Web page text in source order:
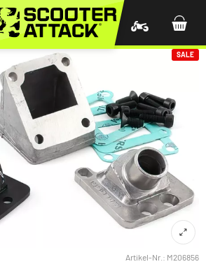
SALE
Artikel-Nr.: M206856